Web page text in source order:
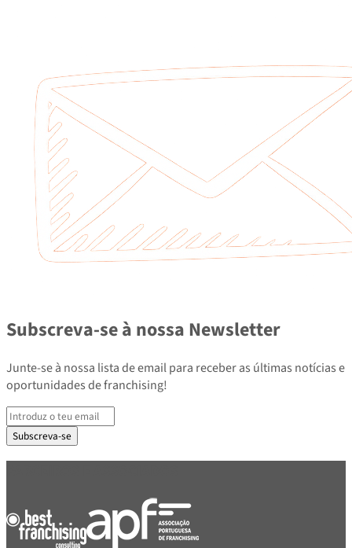
Subscreva-se à nossa Newsletter
Junte-se à nossa lista de email para receber as últimas notícias e
oportunidades de franchising!
Subscreva-se